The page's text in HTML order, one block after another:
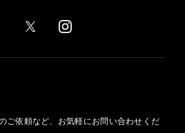
ご依頼など、お気軽にお問い合わせくだ